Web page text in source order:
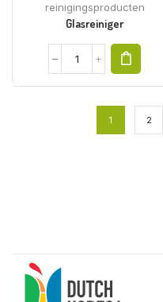
reinigingsproducten
Glasreiniger
1 2